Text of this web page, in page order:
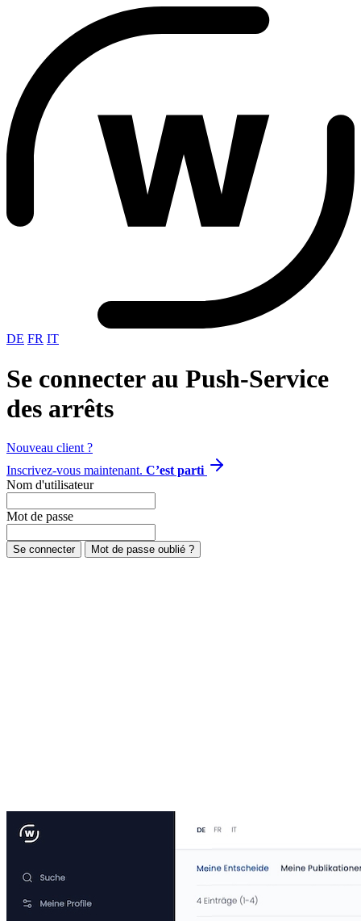
DE FR IT
Se connecter au Push-Service
des arrêts
Nouveau client ?
Inscrivez-vous maintenant. C’est parti
Nom d'utilisateur
Mot de passe
Se connecter Mot de passe oublié ?